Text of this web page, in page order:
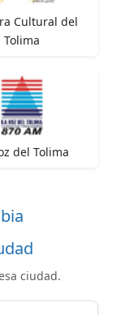
Cultural del
Tolima
del Tolima
ciudad.